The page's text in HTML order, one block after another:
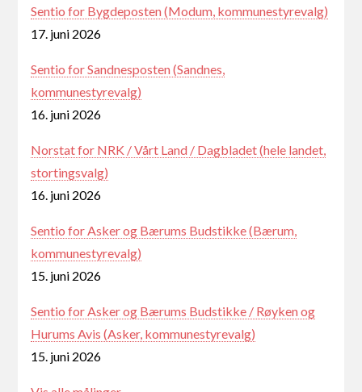
Sentio for Bygdeposten (Modum, kommunestyrevalg)
17. juni 2026
Sentio for Sandnesposten (Sandnes,
kommunestyrevalg)
16. juni 2026
Norstat for NRK / Vårt Land / Dagbladet (hele landet,
stortingsvalg)
16. juni 2026
Sentio for Asker og Bærums Budstikke (Bærum,
kommunestyrevalg)
15. juni 2026
Sentio for Asker og Bærums Budstikke / Røyken og
Hurums Avis (Asker, kommunestyrevalg)
15. juni 2026